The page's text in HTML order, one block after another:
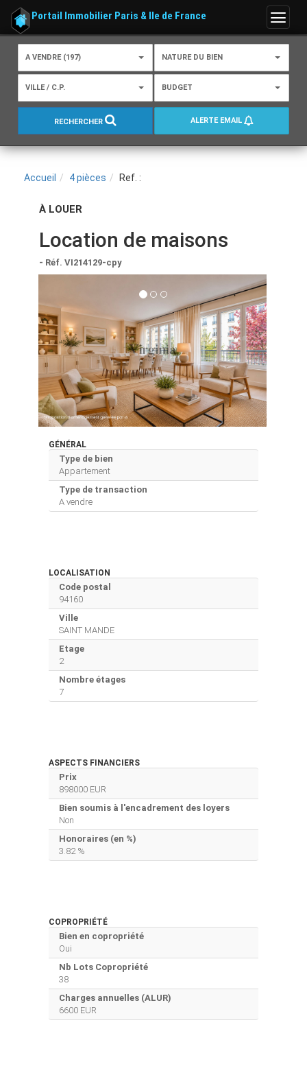
Menu
Portail Immobilier Paris & Ile de France
A VENDRE (197) NATURE DU BIEN
VILLE / C.P. BUDGET
RECHERCHER ALERTE EMAIL
Accueil 4 pièces Ref. :
À LOUER
Location de maisons
- Réf. VI214129-cpy
GÉNÉRAL
Type de bien
Appartement
Type de transaction
A vendre
LOCALISATION
Code postal
94160
Ville
SAINT MANDE
Etage
2
Nombre étages
7
ASPECTS FINANCIERS
Prix
898000 EUR
Bien soumis à l'encadrement des loyers
Non
Honoraires (en %)
3.82 %
COPROPRIÉTÉ
Bien en copropriété
Oui
Nb Lots Copropriété
38
Charges annuelles (ALUR)
6600 EUR